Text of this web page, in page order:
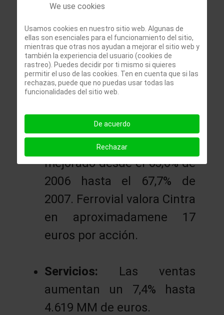
operativos y de seguridad
entre otras razones.
Cintra:Las ventas han
1.024 MM de euros. El
márgen sobre ventas ha
mejorado desde el 65,6% de
2006 hasta el 67,7% de
2007. Ferrovial valora Cintra
en aproximadamene 17
euros por acción.
Servicios: Las ventas
aumentan un 7,4% hasta
4.619 MM de euros.
We use cookies
Usamos cookies en nuestro sitio web. Algunas de
ellas son esenciales para el funcionamiento del sitio,
mientras que otras nos ayudan a mejorar el sitio web y
también la experiencia del usuario (cookies de
rastreo). Puedes decidir por ti mismo si quieres
permitir el uso de las cookies. Ten en cuenta que si las
rechazas, puede que no puedas usar todas las
funcionalidades del sitio web.
De acuerdo
Rechazar